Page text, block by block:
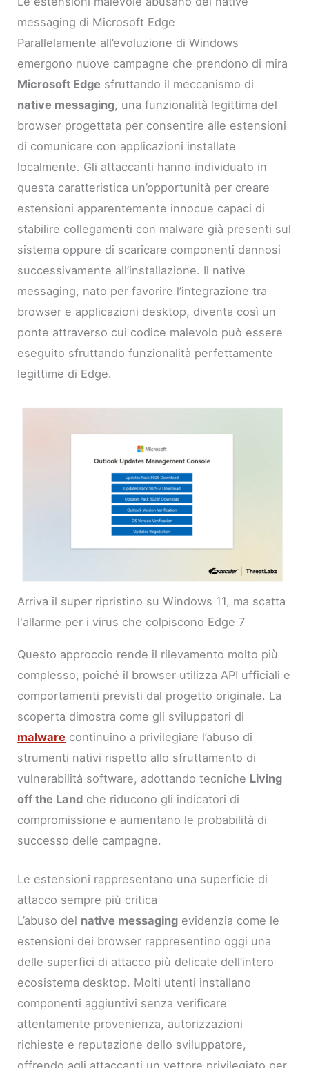
messaging di Microsoft Edge
Parallelamente all’evoluzione di Windows
emergono nuove campagne che prendono di mira
Microsoft Edge sfruttando il meccanismo di
native messaging, una funzionalità legittima del
browser progettata per consentire alle estensioni
di comunicare con applicazioni installate
localmente. Gli attaccanti hanno individuato in
questa caratteristica un’opportunità per creare
estensioni apparentemente innocue capaci di
stabilire collegamenti con malware già presenti sul
sistema oppure di scaricare componenti dannosi
successivamente all’installazione. Il native
messaging, nato per favorire l’integrazione tra
browser e applicazioni desktop, diventa così un
ponte attraverso cui codice malevolo può essere
eseguito sfruttando funzionalità perfettamente
legittime di Edge.
Arriva il super ripristino su Windows 11, ma scatta
l'allarme per i virus che colpiscono Edge 7
Questo approccio rende il rilevamento molto più
complesso, poiché il browser utilizza API ufficiali e
comportamenti previsti dal progetto originale. La
scoperta dimostra come gli sviluppatori di
malware continuino a privilegiare l’abuso di
strumenti nativi rispetto allo sfruttamento di
vulnerabilità software, adottando tecniche Living
off the Land che riducono gli indicatori di
compromissione e aumentano le probabilità di
successo delle campagne.
Le estensioni rappresentano una superficie di
attacco sempre più critica
L’abuso del native messaging evidenzia come le
estensioni dei browser rappresentino oggi una
delle superfici di attacco più delicate dell’intero
ecosistema desktop. Molti utenti installano
componenti aggiuntivi senza verificare
attentamente provenienza, autorizzazioni
richieste e reputazione dello sviluppatore,